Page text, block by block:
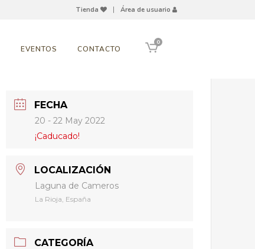
Tienda Área de usuario
0
EVENTOS CONTACTO
FECHA
20 - 22 May 2022
¡Caducado!
LOCALIZACIÓN
Laguna de Cameros
La Rioja, España
CATEGORÍA